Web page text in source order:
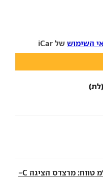
השימוש של iCar
(לת)
3. לראשונה על חשמל ועם 762 ק"מ טווח: מרצדס הציגה C-